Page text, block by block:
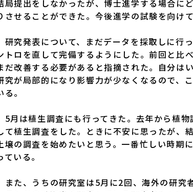
局提出をしなかったが、博士進学する場合に
させることができた。今後進学の試験を向け
研究発表について、まだデータを採取しに行
トロを直して完備するようにした。前回と比
だ改善する必要があると指摘された。自分は
究が局部的になり影響力が少なくなるので、
る。
5月は植生調査にも行ってきた。去年から植
て植生調査をした。ときに不安に思ったが、
壌の調査を始めたいと思う。一番忙しい時期
ている。
また、うちの研究室は5月に2回、海外の研究